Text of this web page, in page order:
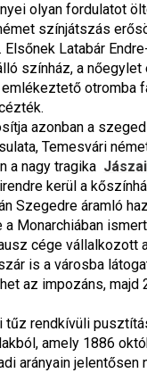
olyan fordulatot
színjátszás
Elsőnek Latabár
színház, a
azonban a
Temesvári
a nagy tragika
kerül a
Szegedre áramló
Monarchiában
cége
is a városba
az impozáns,
rendkívüli
amely 1886
arányain